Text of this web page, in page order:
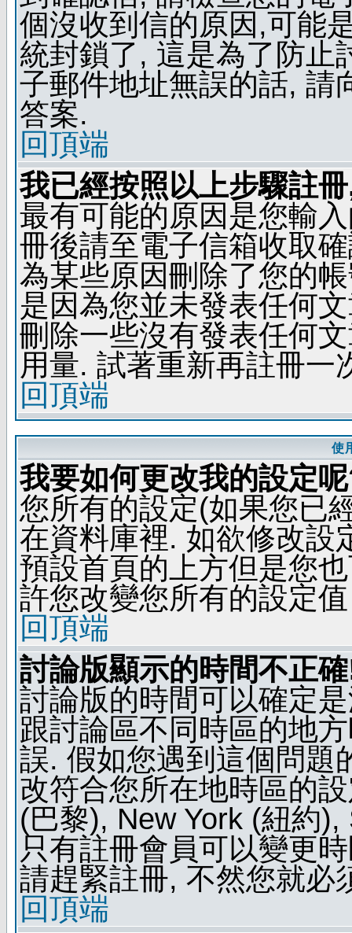
個沒收到信的原因,可能
統封鎖了, 這是為了防止
子郵件地址無誤的話, 請
答案.
回頂端
我已經按照以上步驟註
最有可能的原因是您輸
冊後請至電子信箱收取
為某些原因刪除了您的
是因為您並未發表任何
刪除一些沒有發表任何
用量. 試著重新再註冊一
回頂端
使
我要如何更改我的設定
您所有的設定(如果您已
在資料庫裡. 如欲修改設
預設首頁的上方但是您
許您改變您所有的設定值
回頂端
討論版顯示的時間不正
討論版的時間可以確定
跟討論區不同時區的地
誤. 假如您遇到這個問題
改符合您所在地時區的
(巴黎), New York (紐約
只有註冊會員可以變更
請趕緊註冊, 不然您就必
回頂端